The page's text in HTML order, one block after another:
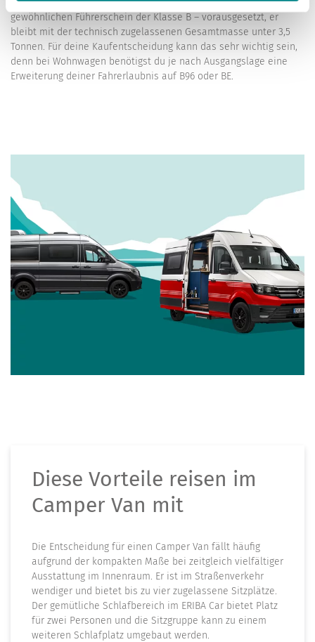
Fahren kanst du einen Camper Van normalerweise mit dem
gewöhnlichen Führerschein der Klasse B – vorausgesetzt, er
bleibt mit der technisch zugelassenen Gesamtmasse unter 3,5
Tonnen. Für deine Kaufentscheidung kann das sehr wichtig sein,
denn bei Wohnwagen benötigst du je nach Ausgangslage eine
Erweiterung deiner Fahrerlaubnis auf B96 oder BE.
Diese Vorteile reisen im
Camper Van mit
Die Entscheidung für einen Camper Van fällt häufig
aufgrund der kompakten Maße bei zeitgleich vielfältiger
Ausstattung im Innenraum. Er ist im Straßenverkehr
wendiger und bietet bis zu vier zugelassene Sitzplätze.
Der gemütliche Schlafbereich im ERIBA Car bietet Platz
für zwei Personen und die Sitzgruppe kann zu einem
weiteren Schlafplatz umgebaut werden.